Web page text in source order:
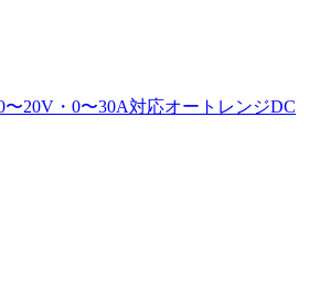
〜20V・0〜30A対応オートレンジDC